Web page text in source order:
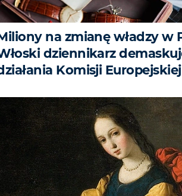
na zmianę władzy w
dziennikarz
Komisji Europejskiej